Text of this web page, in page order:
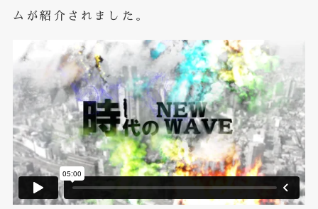
ムが紹介されました。